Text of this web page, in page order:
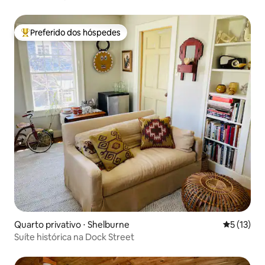
Entre os melhores preferidos dos hóspedes
Preferido dos hóspedes
Quarto privativo ⋅ Shelburne 5 de uma
5 (13)
Suíte histórica na Dock Street